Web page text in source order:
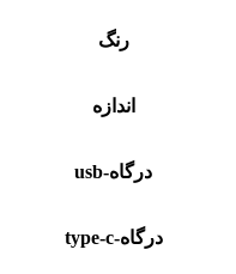
رنگ
اندازه
درگاه-usb
درگاه-type-c